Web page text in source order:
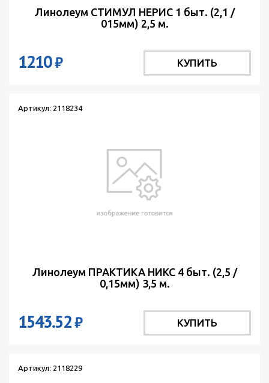
Линолеум СТИМУЛ НЕРИС 1 быт. (2,1 /
015мм) 2,5 м.
1210₽ КУПИТЬ
Артикул: 2118234
Линолеум ПРАКТИКА НИКС 4 быт. (2,5 /
0,15мм) 3,5 м.
1543.52₽ КУПИТЬ
Артикул: 2118229